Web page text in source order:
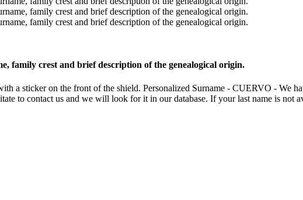
family crest and brief description of the genealogical origin.
a sticker on the front of the shield. Personalized Surname - CUERVO - We
to contact us and we will look for it in our database. If your last name is not